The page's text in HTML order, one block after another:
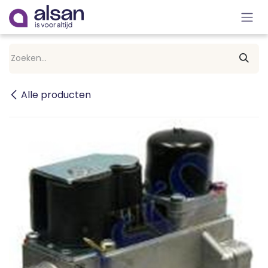
Overslaan naar inhoud
Alle producten